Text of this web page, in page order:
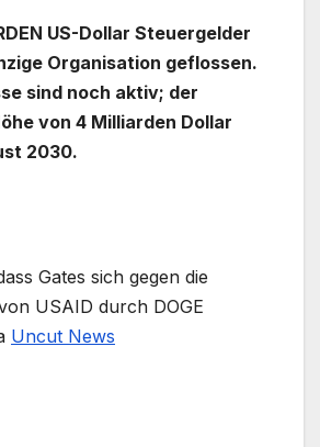
US-Dollar Steuergelder
Organisation geflossen.
sind noch aktiv; der
von 4 Milliarden Dollar
2030.
Gates sich gegen die
USAID durch DOGE
Uncut News